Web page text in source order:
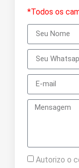
*Todos os
Autorizo o